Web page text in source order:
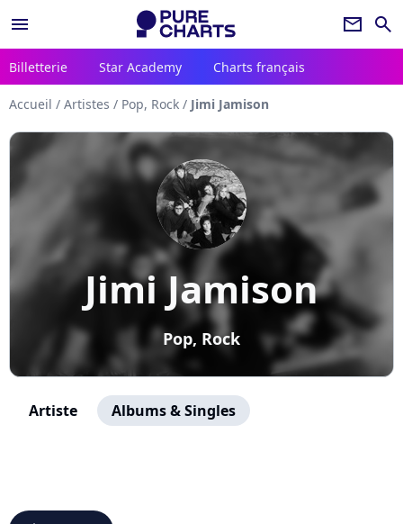
menu newsletter search
Billetterie Star Academy Charts français
Accueil / Artistes / Pop, Rock / Jimi Jamison
Jimi Jamison
Pop, Rock
Artiste Albums & Singles